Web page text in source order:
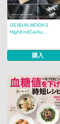
GEIBUN MOOKS
HighEndCarAu...
購入